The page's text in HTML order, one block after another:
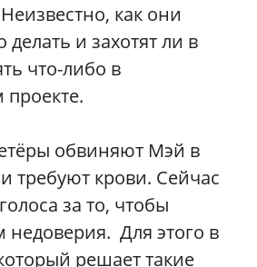
как они
делать и захотят ли в
что-либо в
проекте.
обвиняют Мэй в
требуют крови. Сейчас
за то, чтобы
недоверия. Для этого в
решает такие